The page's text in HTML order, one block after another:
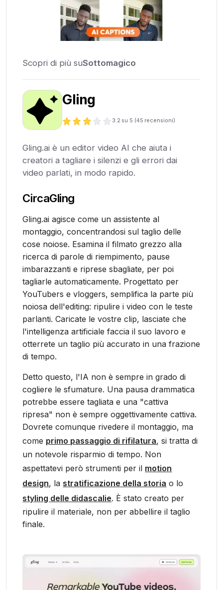
Scopri di più suSottomagico
Gling
3.2 su 5 (45 recensioni)
Gling.ai è un editor video AI che aiuta i
creatori a tagliare i silenzi e gli errori dai
video parlati, in modo rapido.
CircaGling
Gling.ai agisce come un assistente al
montaggio, concentrandosi sul taglio delle
cose noiose. Esamina il filmato grezzo alla
ricerca di parole di riempimento, pause
imbarazzanti e riprese sbagliate, per poi
tagliarle automaticamente. Progettato per
YouTubers e vloggers, semplifica la parte più
noiosa dell'editing: ripulire i video con le teste
parlanti. Caricate le vostre clip, lasciate che
l'intelligenza artificiale faccia il suo lavoro e
otterrete un taglio più accurato in una frazione
di tempo.
Detto questo, l'IA non è sempre in grado di
cogliere le sfumature. Una pausa drammatica
potrebbe essere tagliata e una "cattiva
ripresa" non è sempre oggettivamente cattiva.
Dovrete comunque rivedere il montaggio, ma
come primo passaggio di rifilatura, si tratta di
un notevole risparmio di tempo. Non
aspettatevi però strumenti per il motion
design, la stratificazione della storia o lo
styling delle didascalie. È stato creato per
ripulire il materiale, non per abbellire il taglio
finale.